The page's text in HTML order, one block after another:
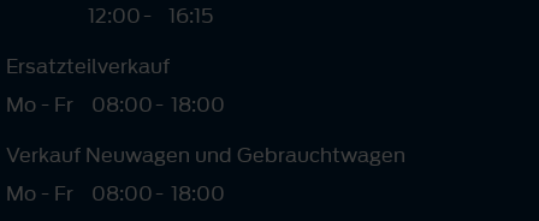
12:00-
16:15
Ersatzteilverkauf
Mo - Fr
08:00- 18:00
Verkauf Neuwagen und Gebrauchtwagen
Mo - Fr
08:00- 18:00